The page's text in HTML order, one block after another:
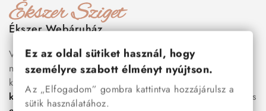
Ékszer Webáruház
Válogass több száz prémium minőségű, stílusos és tartós
nemesacél ékszer és orvosi fém ékszer közül, amelyek
között megtalálhatók a legnépszerűbb darabok is:
karkötők, nőinyakláncok,karikagyűrűk,fülbevalók
és
Ez az oldal sütiket használ, hogy
személyre szabott élményt nyújtson.
Az „Elfogadom” gombra kattintva hozzájárulsz a
sütik használatához.